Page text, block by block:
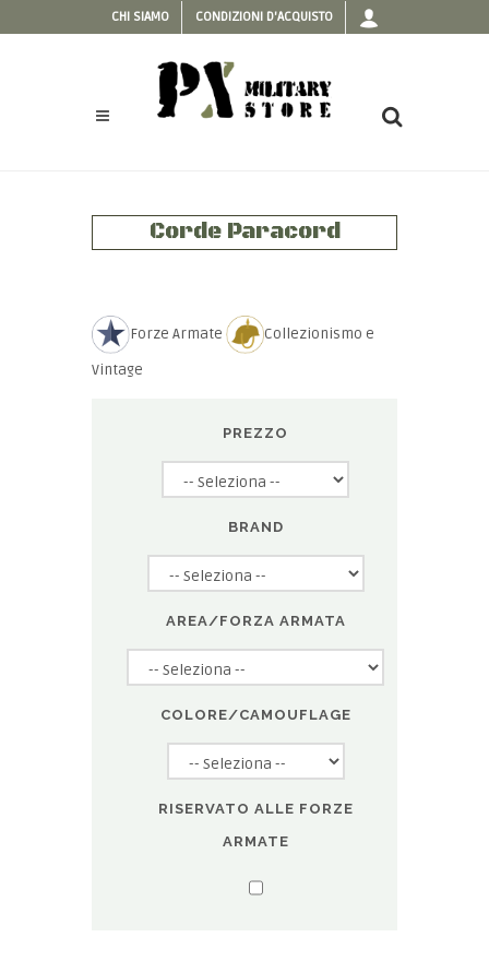
CHI SIAMO CONDIZIONI D'ACQUISTO
Corde Paracord
Forze Armate Collezionismo e
Vintage
PREZZO
BRAND
AREA/FORZA ARMATA
COLORE/CAMOUFLAGE
RISERVATO ALLE FORZE
ARMATE